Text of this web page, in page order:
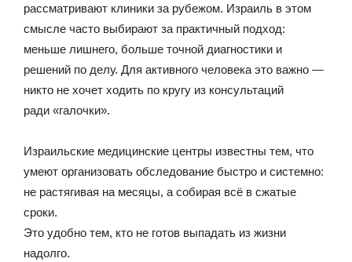
рассматривают клиники за рубежом. Израиль в этом
смысле часто выбирают за практичный подход:
меньше лишнего, больше точной диагностики и
решений по делу. Для активного человека это важно —
никто не хочет ходить по кругу из консультаций
ради «галочки».
Израильские медицинские центры известны тем, что
умеют организовать обследование быстро и системно:
не растягивая на месяцы, а собирая всё в сжатые
сроки.
Это удобно тем, кто не готов выпадать из жизни
надолго.